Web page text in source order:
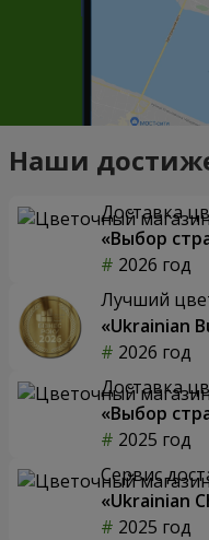
Наши
Доставка
«Выбор
2026 год
Лучший
«Ukrainian
2026 год
Доставка
«Выбор
2025 год
Сервис
«Ukrainian
2025 год